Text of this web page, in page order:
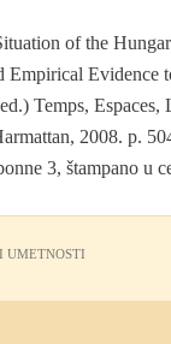
of the
Empirical Evidence
Temps, Espaces,
2008. p.
3, štampano u
UMETNOSTI